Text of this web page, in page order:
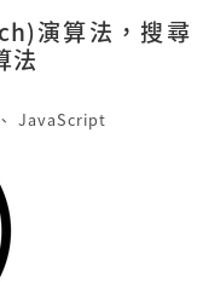
演算法，搜尋
法
、 JavaScript